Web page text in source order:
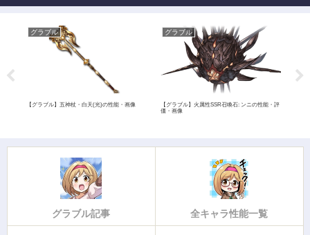
グラブル
【グラブル】五神杖・白天(光)の性能・画像
グラブル
【グラブル】火属性SSR召喚石: ンニの性能・評
価・画像
グラブル記事 全キャラ性能一覧